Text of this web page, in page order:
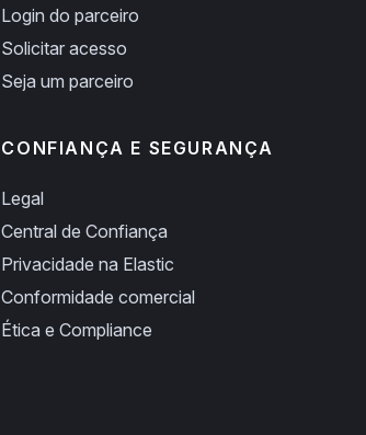
Login do parceiro
Solicitar acesso
Seja um parceiro
CONFIANÇA E SEGURANÇA
Legal
Central de Confiança
Privacidade na Elastic
Conformidade comercial
Ética e Compliance